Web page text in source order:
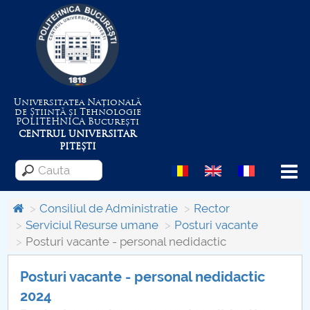
Universitatea Națională
de Știință și Tehnologie
POLITEHNICABucurești
CENTRUL UNIVERSITAR
PITEȘTI
Menu
Despre Universitate
Centrul de Management al Proiectelor
Consiliul de Administratie
Rector
Serviciul Resurse umane
Posturi vacante
Posturi vacante - personal nedidactic
Posturi vacante - personal nedidactic
2024